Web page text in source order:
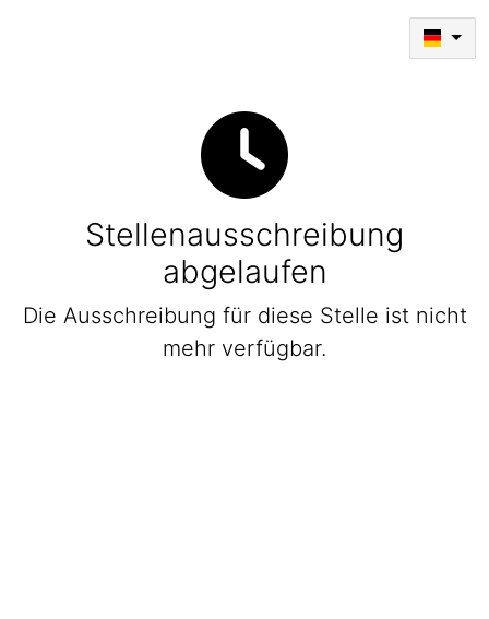
Stellenausschreibung
abgelaufen
Die Ausschreibung für diese Stelle ist nicht
mehr verfügbar.